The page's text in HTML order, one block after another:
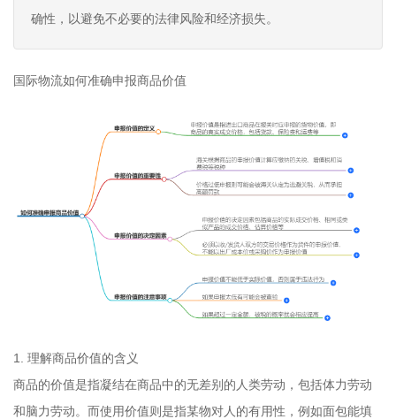
确性，以避免不必要的法律风险和经济损失。
国际物流如何准确申报商品价值
1. 理解商品价值的含义
商品的价值是指凝结在商品中的无差别的人类劳动，包括体力劳动
和脑力劳动。而使用价值则是指某物对人的有用性，例如面包能填